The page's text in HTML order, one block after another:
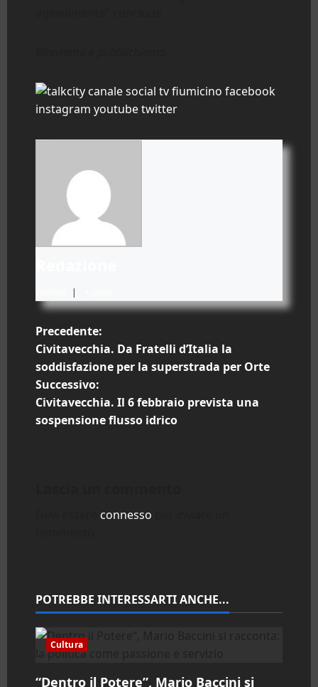
|
N
a
v
i
n
e
Precedente:
Civitavecchia. Da Fratelli d’Italia la
soddisfazione per la superstrada per Orte
Successivo:
Civitavecchia. Il 6 febbraio prevista una
sospensione flusso idrico
connesso
POTREBBE INTERESSARTI ANCHE...
Cultura
“Dentro il Potere”, Mario Baccini si